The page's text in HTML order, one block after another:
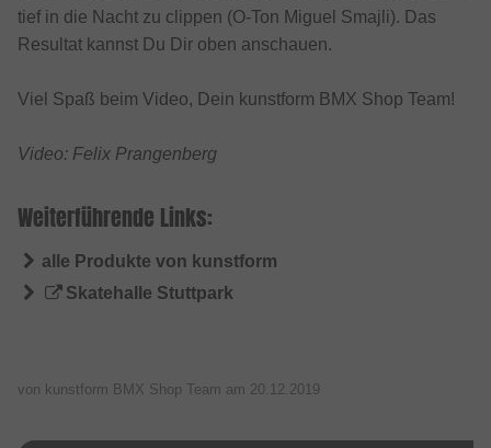
tief in die Nacht zu clippen (O-Ton Miguel Smajli). Das
Resultat kannst Du Dir oben anschauen.
Viel Spaß beim Video, Dein kunstform BMX Shop Team!
Video: Felix Prangenberg
Weiterführende Links:
alle Produkte von kunstform
Skatehalle Stuttpark
von kunstform BMX Shop Team am 20.12.2019